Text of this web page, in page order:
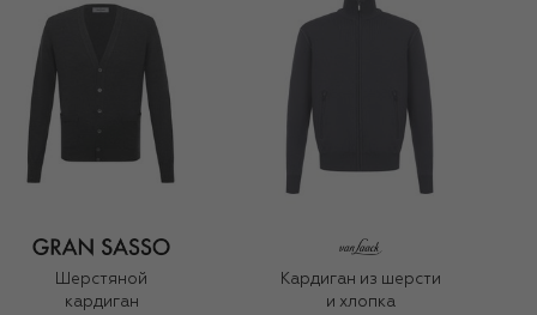
Шерстяной
кардиган
Кардиган из шерсти
и хлопка